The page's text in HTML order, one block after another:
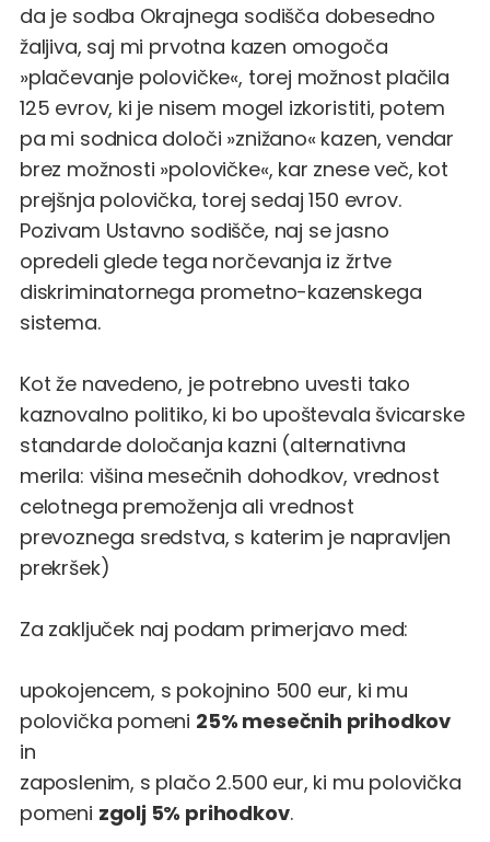
da je sodba Okrajnega sodišča dobesedno
žaljiva, saj mi prvotna kazen omogoča
»plačevanje polovičke«, torej možnost plačila
125 evrov, ki je nisem mogel izkoristiti, potem
pa mi sodnica določi »znižano« kazen, vendar
brez možnosti »polovičke«, kar znese več, kot
prejšnja polovička, torej sedaj 150 evrov.
Pozivam Ustavno sodišče, naj se jasno
opredeli glede tega norčevanja iz žrtve
diskriminatornega prometno-kazenskega
sistema.
Kot že navedeno, je potrebno uvesti tako
kaznovalno politiko, ki bo upoštevala švicarske
standarde določanja kazni (alternativna
merila: višina mesečnih dohodkov, vrednost
celotnega premoženja ali vrednost
prevoznega sredstva, s katerim je napravljen
prekršek)
Za zaključek naj podam primerjavo med:
upokojencem, s pokojnino 500 eur, ki mu
polovička pomeni 25% mesečnih prihodkov
in
zaposlenim, s plačo 2.500 eur, ki mu polovička
pomeni zgolj 5% prihodkov.